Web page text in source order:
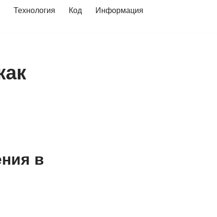
Технология Код Информация
в